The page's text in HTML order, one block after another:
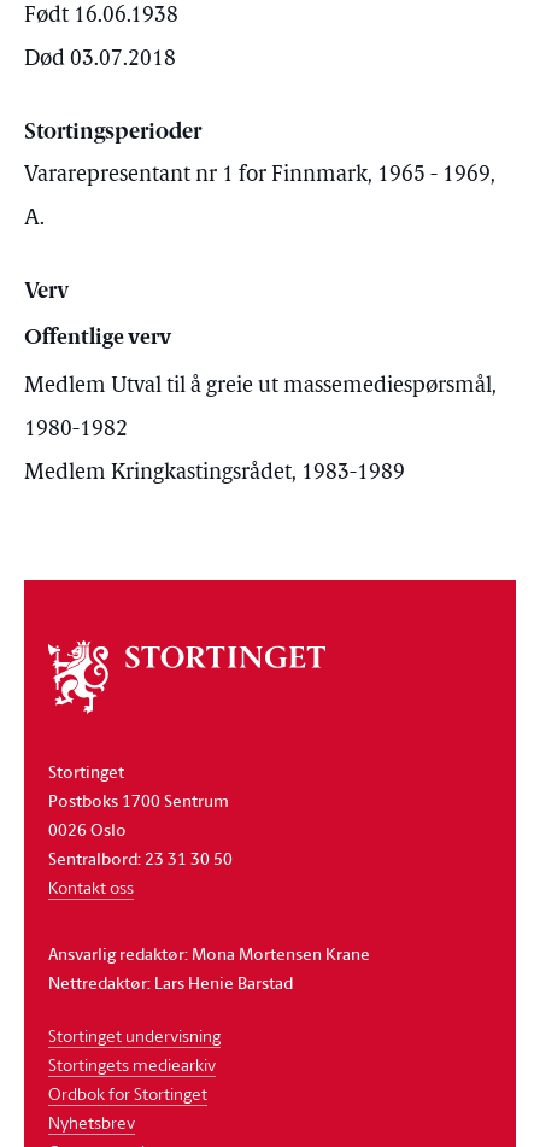
Født 16.06.1938
Død 03.07.2018
Stortingsperioder
Vararepresentant nr 1 for Finnmark, 1965 - 1969,
A.
Verv
Offentlige verv
Medlem Utval til å greie ut massemediespørsmål,
1980-1982
Medlem Kringkastingsrådet, 1983-1989
Om
stortinget
Stortinget
Postboks 1700 Sentrum
0026 Oslo
Sentralbord: 23 31 30 50
Kontakt oss
Ansvarlig redaktør: Mona Mortensen Krane
Nettredaktør: Lars Henie Barstad
Stortinget undervisning
Stortingets mediearkiv
Ordbok for Stortinget
Nyhetsbrev